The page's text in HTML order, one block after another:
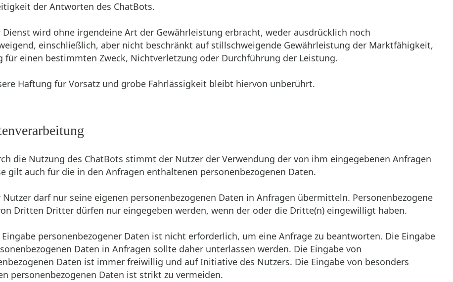
der Antworten des ChatBots.
Dienst wird ohne irgendeine Art der Gewährleistung erbracht, weder ausdrücklich noch
einschließlich, aber nicht beschränkt auf stillschweigende Gewährleistung der Marktfähigkeit,
für einen bestimmten Zweck, Nichtverletzung oder Durchführung der Leistung.
Haftung für Vorsatz und grobe Fahrlässigkeit bleibt hiervon unberührt.
die Nutzung des ChatBots stimmt der Nutzer der Verwendung der von ihm eingegebenen Anfragen
gilt auch für die in den Anfragen enthaltenen personenbezogenen Daten.
Nutzer darf nur seine eigenen personenbezogenen Daten in Anfragen übermitteln. Personenbezogene
Dritten Dritter dürfen nur eingegeben werden, wenn der oder die Dritte(n) eingewilligt haben.
Eingabe personenbezogener Daten ist nicht erforderlich, um eine Anfrage zu beantworten. Die Eingabe
Daten in Anfragen sollte daher unterlassen werden. Die Eingabe von
Daten ist immer freiwillig und auf Initiative des Nutzers. Die Eingabe von besonders
personenbezogenen Daten ist strikt zu vermeiden.